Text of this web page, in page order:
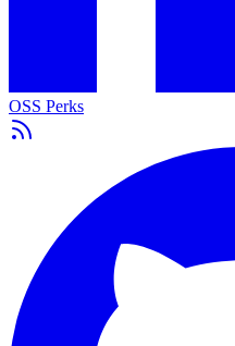
OSS Perks